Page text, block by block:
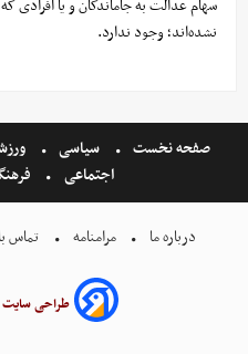
سهام عدالت به جاماندگان و یا افرادی
نشده‌­اند؛ وجود ندارد.
صفحه نخست سیاسی
اجتماعی
درباره ما مرامنامه تماس
طراحی سایت